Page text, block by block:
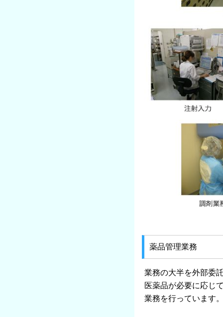
薬品管理業務
業務の大半を外部委
医薬品が必要に応じ
業務を行っています